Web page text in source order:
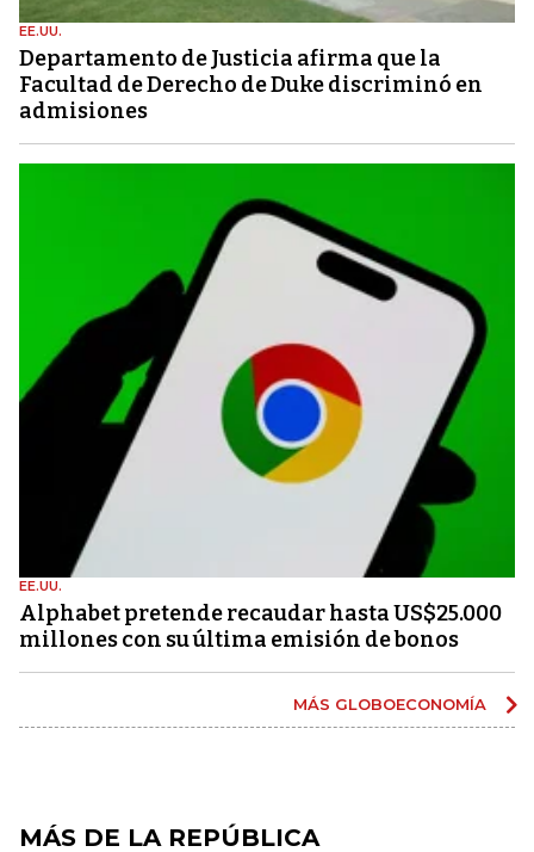
EE.UU.
Departamento de Justicia afirma que la
Facultad de Derecho de Duke discriminó en
admisiones
EE.UU.
Alphabet pretende recaudar hasta US$25.000
millones con su última emisión de bonos
MÁS GLOBOECONOMÍA
MÁS DE LA REPÚBLICA